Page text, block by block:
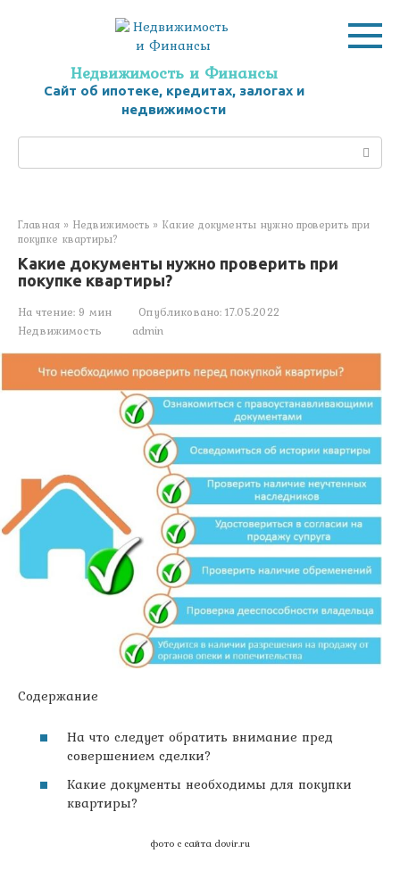
Недвижимость и Финансы
Сайт об ипотеке, кредитах, залогах и
недвижимости
Поиск:
Главная » Недвижимость » Какие документы нужно проверить при
покупке квартиры?
Какие документы нужно проверить при
покупке квартиры?
На чтение: 9 мин Опубликовано: 17.05.2022
Недвижимость
admin
Содержание
На что следует обратить внимание пред
совершением сделки?
Какие документы необходимы для покупки
квартиры?
фото с сайта dovir.ru